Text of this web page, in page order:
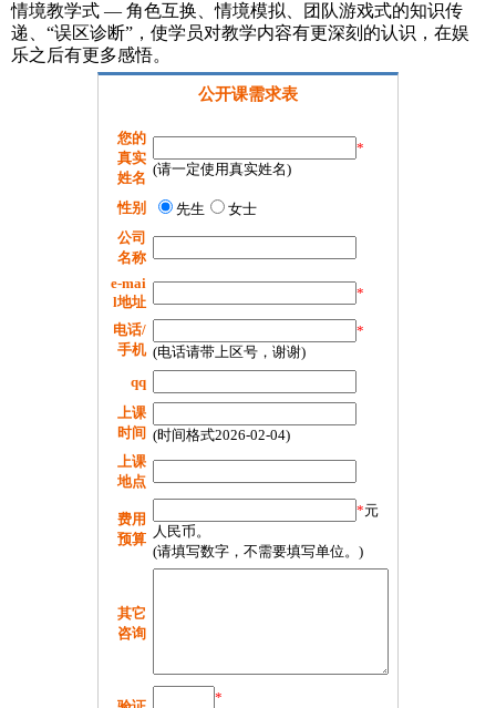
情境教学式 — 角色互换、情境模拟、团队游戏式的知识传
递、“误区诊断”，使学员对教学内容有更深刻的认识，在娱
乐之后有更多感悟。
公开课需求表
您的
真实
姓名
*
(请一定使用真实姓名)
性别 先生
女士
公司
名称
e-mai
l地址
*
电话/
手机
*
(电话请带上区号，谢谢)
qq
上课
时间 (时间格式2026-02-04)
上课
地点
费用
预算
*元
人民币。
(请填写数字，不需要填写单位。)
其它
咨询
*